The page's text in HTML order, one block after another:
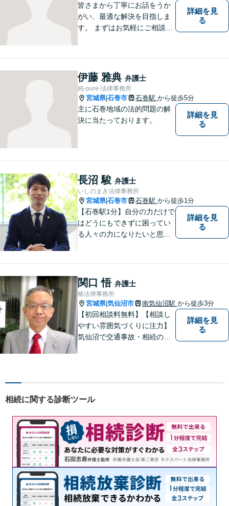
皆さまから丁寧にお話をうか
がい、最適な解決を目指しま
す。 まずはお気軽にご相談く
詳細を見
る
伊藤 雅典 弁護士
純-pure-法律事務所
宮城県|石巻市 石巻駅 から徒歩5分
主に石巻地域の法的問題の解
決に当たっております。
詳細を見
る
長沼 駿 弁護士
いしのまき法律事務所
宮城県|石巻市 石巻駅 から徒歩1分
【石巻駅1分】自分の力だけで
はどうにもできずに困ってい
る人々の力になりたいと思い
決ができるよう、サポートい
たします。ぜひ一度ご相談く
ださい。
詳細を見
る
関口 悟 弁護士
椿法律事務所
宮城県|気仙沼市 南気仙沼駅 から徒歩3分
【初回相談料無料】【相談し
やすい雰囲気づくりに注力】
気仙沼で交通事故・相続のこ
婚・刑事事件のご相談にも対
詳細を見
る
相続に関する診断ツール